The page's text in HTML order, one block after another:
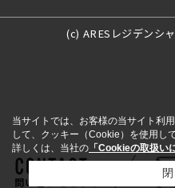
(c) ARESレジデンシ
問い合わせをする
当サイトでは、お客様の当サイト利
して、クッキー（Cookie）を使用し
詳しくは、当社の 「Cookieの取扱い